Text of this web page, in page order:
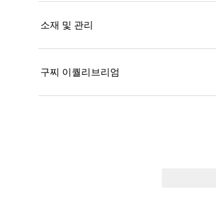
소재 및 관리
구찌 이퀄리브리엄